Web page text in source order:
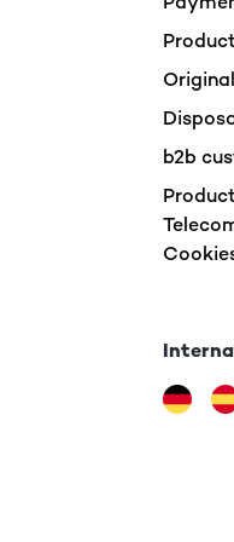
Option. Wie weit
nicht mehr
Was mir ein
Luxus.Ich bin
sind einfach. Er ist
viel Stellfläche im
b2b